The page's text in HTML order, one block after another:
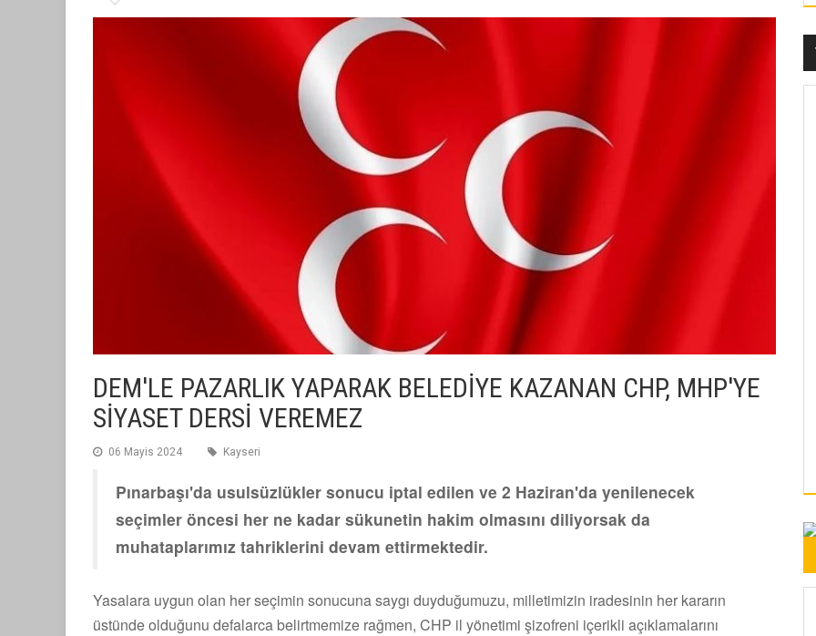
DEM'LE PAZARLIK YAPARAK BELEDİYE KAZANAN CHP, MHP'YE
SİYASET DERSİ VEREMEZ
06 Mayis 2024 Kayseri
Pınarbaşı'da usulsüzlükler sonucu iptal edilen ve 2 Haziran'da yenilenecek
seçimler öncesi her ne kadar sükunetin hakim olmasını diliyorsak da
muhataplarımız tahriklerini devam ettirmektedir.
Yasalara uygun olan her seçimin sonucuna saygı duyduğumuzu, milletimizin iradesinin her kararın
üstünde olduğunu defalarca belirtmemize rağmen, CHP il yönetimi şizofreni içerikli açıklamalarını